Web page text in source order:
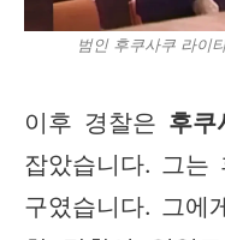
범인 후쿠사쿠 라이
이후 경찰은 후쿠
잡았습니다. 그는
구였습니다. 그에